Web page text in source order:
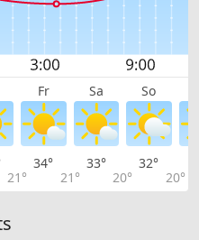
Fr Sa So
21°
34°
21°
33°
20°
32°
20°